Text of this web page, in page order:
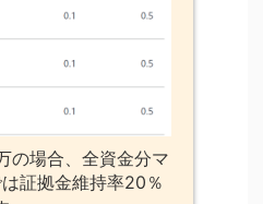
の場合、全資金分マ
証拠金維持率20％